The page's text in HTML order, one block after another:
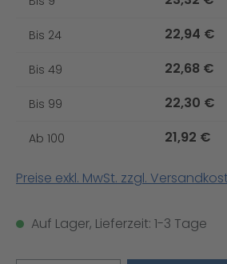
Bis 24 22,94 €
Bis 49 22,68 €
Bis 99 22,30 €
Ab 100 21,92 €
Preise exkl. MwSt. zzgl.
Auf Lager, Lieferzeit: 1-3 Tage